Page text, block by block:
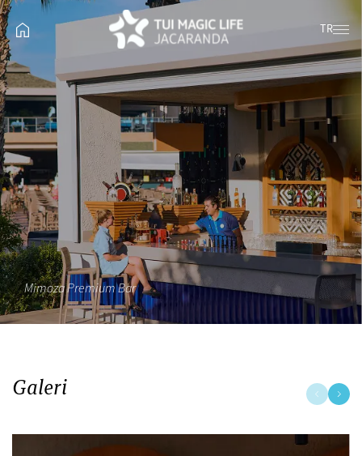
TR
Mimoza Premium Bar
Galeri